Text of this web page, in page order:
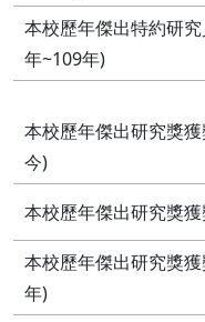
本校歷年傑出特約研
年~109年)
本校歷年傑出研究獎
今)
本校歷年傑出研究獎
本校歷年傑出研究獎
年)